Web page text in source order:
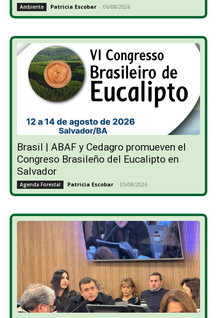
Ambiente Patricia Escobar - 06/08/2026
Brasil | ABAF y Cedagro promueven el
Congreso Brasileño del Eucalipto en
Salvador
Agenda Forestal Patricia Escobar - 05/08/2026